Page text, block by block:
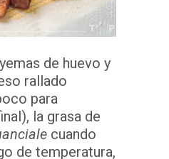
de huevo y
rallado
para
la grasa de
cuando
de temperatura,